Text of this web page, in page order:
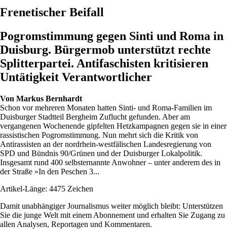
Frenetischer Beifall
Pogromstimmung gegen Sinti und Roma in
Duisburg. Bürgermob unterstützt rechte
Splitterpartei. Antifaschisten kritisieren
Untätigkeit Verantwortlicher
Von Markus Bernhardt
Schon vor mehreren Monaten hatten Sinti- und Roma-Familien im
Duisburger Stadtteil Bergheim Zuflucht gefunden. Aber am
vergangenen Wochenende gipfelten Hetzkampagnen gegen sie in einer
rassistischen Pogromstimmung. Nun mehrt sich die Kritik von
Antirassisten an der nordrhein-westfälischen Landesregierung von
SPD und Bündnis 90/Grünen und der Duisburger Lokalpolitik.
Insgesamt rund 400 selbsternannte Anwohner – unter anderem des in
der Straße »In den Peschen 3...
Artikel-Länge: 4475 Zeichen
Damit unabhängiger Journalismus weiter möglich bleibt: Unterstützen
Sie die junge Welt mit einem Abonnement und erhalten Sie Zugang zu
allen Analysen, Reportagen und Kommentaren.